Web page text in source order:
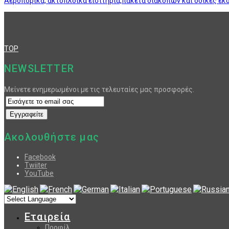
TOP
NEWSLETTER
Μείνετε ενημερωμένοι με τις τελευταίες μας προσφορές.
Ακολουθήστε μας
Facebook
Twiiter
YouTube
Εταιρεία
Προφίλ